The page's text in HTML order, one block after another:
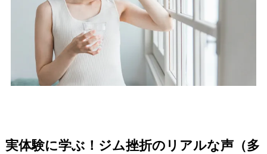
実体験に学ぶ！ジム挫折のリアルな声（多